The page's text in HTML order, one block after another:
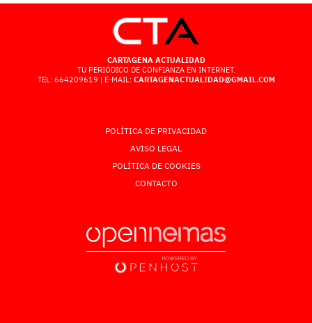
CARTAGENA ACTUALIDAD
TU PERIÓDICO DE CONFIANZA EN INTERNET.
TEL: 664209619 | E-MAIL: CARTAGENACTUALIDAD@GMAIL.COM
POLÍTICA DE PRIVACIDAD
AVISO LEGAL
POLÍTICA DE COOKIES
CONTACTO